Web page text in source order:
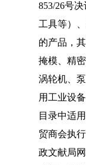
853/26号
工具等）
的产品，
掩模、精
涡轮机、
用工业设
目录中适
贸商会执
政文献局